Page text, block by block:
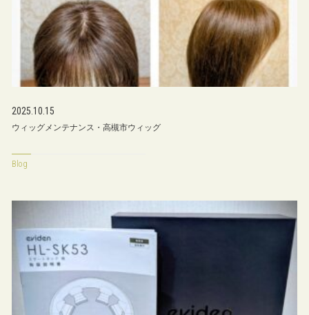
2025.10.15
ウィッグメンテナンス・高槻市ウィッグ
Blog